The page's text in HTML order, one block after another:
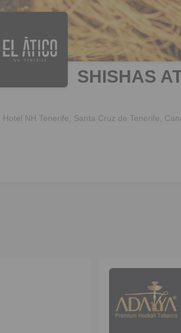
SHISHAS
Hotel NH Tenerife, Santa Cruz de Tenerife,